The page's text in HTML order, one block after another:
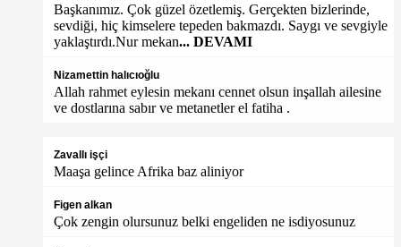
Başkanımız. Çok güzel özetlemiş. Gerçekten bizlerinde,
sevdiği, hiç kimselere tepeden bakmazdı. Saygı ve sevgiyle
yaklaştırdı.Nur mekan... DEVAMI
Nizamettin halıcıoğlu
Allah rahmet eylesin mekanı cennet olsun inşallah ailesine
ve dostlarına sabır ve metanetler el fatiha .
Zavallı işçi
Maaşa gelince Afrika baz aliniyor
Figen alkan
Çok zengin olursunuz belki engeliden ne isdiyosunuz